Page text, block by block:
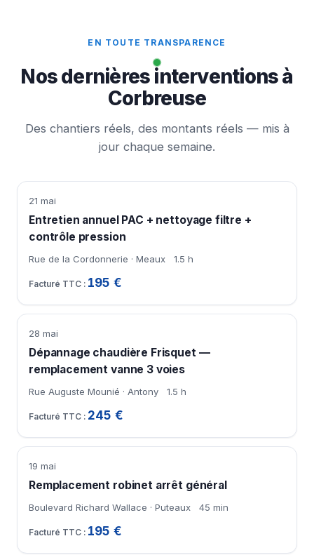
EN TOUTE TRANSPARENCE
Nos dernières interventions à
Corbreuse
Des chantiers réels, des montants réels — mis à
jour chaque semaine.
21 mai
Entretien annuel PAC + nettoyage filtre +
contrôle pression
Rue de la Cordonnerie · Meaux 1.5 h
195 €
28 mai
Dépannage chaudière Frisquet —
remplacement vanne 3 voies
Rue Auguste Mounié · Antony 1.5 h
245 €
19 mai
Remplacement robinet arrêt général
Boulevard Richard Wallace · Puteaux 45 min
195 €